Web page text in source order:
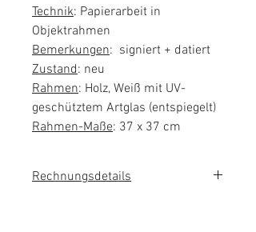
Technik: Papierarbeit in
Objektrahmen
Bemerkungen: signiert + datiert
Zustand: neu
Rahmen: Holz, Weiß mit UV-
geschütztem Artglas (entspiegelt)
Rahmen-Maße: 37 x 37 cm
Rechnungsdetails